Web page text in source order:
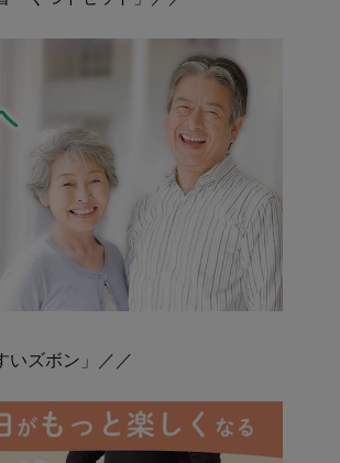
いズボン」／／